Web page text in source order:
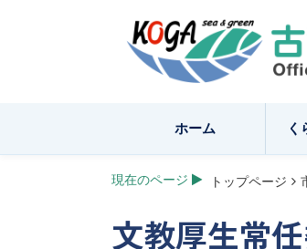
ホーム く
現在のページ トップページ
文教厚生常